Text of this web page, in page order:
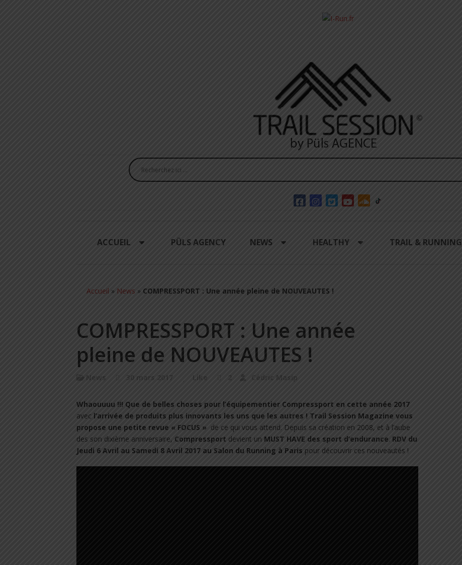
ACCUEIL PÜLS AGENCY NEWS HEALTHY TRAIL & RUNNING
Accueil » News » COMPRESSPORT : Une année pleine de NOUVEAUTES !
COMPRESSPORT : Une année
pleine de NOUVEAUTES !
News 30 mars 2017 Like 2 Cédric Masip
Whaouuuu !!! Que de belles choses pour l’équipementier Compressport en cette année 2017
avec l’arrivée de produits plus innovants les uns que les autres ! Trail Session Magazine vous
propose une petite revue « FOCUS » de ce qui vous attend. Depuis sa création en 2008, et à l’aube
des son dixième anniversaire, Compressport devient un MUST HAVE des sport d’endurance. RDV du
Jeudi 6 Avril au Samedi 8 Avril 2017 au Salon du Running à Paris pour découvrir ces nouveautés !